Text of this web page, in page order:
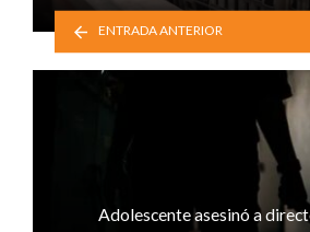
ENTRADA ANTERIOR
Adolescente asesinó a